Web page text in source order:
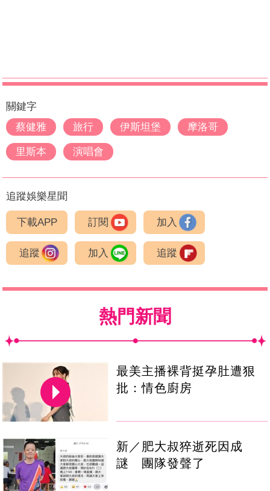
關鍵字
蔡健雅
旅行 伊斯坦堡 摩洛哥
里斯本 演唱會
追蹤娛樂星聞
下載APP 訂閱 加入
追蹤 加入 追蹤
熱門新聞
最美主播裸背挺孕肚遭狠
批：情色廚房
新／肥大叔猝逝死因成
謎 團隊發聲了